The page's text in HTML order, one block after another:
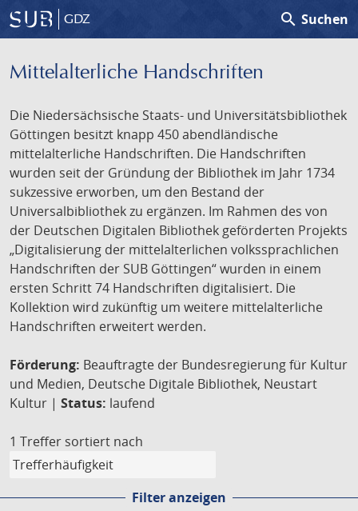
GDZ search Suchen
Mittelalterliche Handschriften
Die Niedersächsische Staats- und Universitätsbibliothek
Göttingen besitzt knapp 450 abendländische
mittelalterliche Handschriften. Die Handschriften
wurden seit der Gründung der Bibliothek im Jahr 1734
sukzessive erworben, um den Bestand der
Universalbibliothek zu ergänzen. Im Rahmen des von
der Deutschen Digitalen Bibliothek geförderten Projekts
„Digitalisierung der mittelalterlichen volkssprachlichen
Handschriften der SUB Göttingen“ wurden in einem
ersten Schritt 74 Handschriften digitalisiert. Die
Kollektion wird zukünftig um weitere mittelalterliche
Handschriften erweitert werden.
Förderung: Beauftragte der Bundesregierung für Kultur
und Medien, Deutsche Digitale Bibliothek, Neustart
Kultur | Status: laufend
1 Treffer sortiert nach
Filter anzeigen